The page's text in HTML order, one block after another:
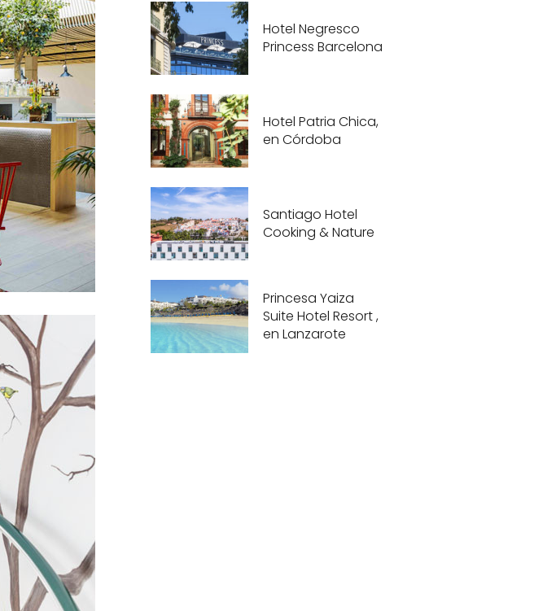
Hotel Negresco
Princess Barcelona
Hotel Patria Chica,
en Córdoba
Santiago Hotel
Cooking & Nature
Princesa Yaiza
Suite Hotel Resort ,
en Lanzarote